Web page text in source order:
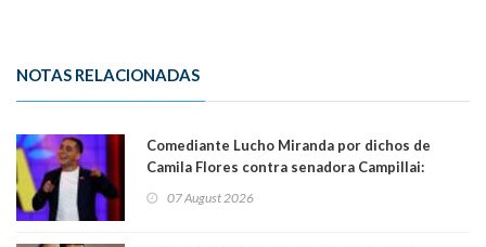
NOTAS RELACIONADAS
Comediante Lucho Miranda por dichos de
Camila Flores contra senadora Campillai:
forma de quitar dignidad"
07 August 2026